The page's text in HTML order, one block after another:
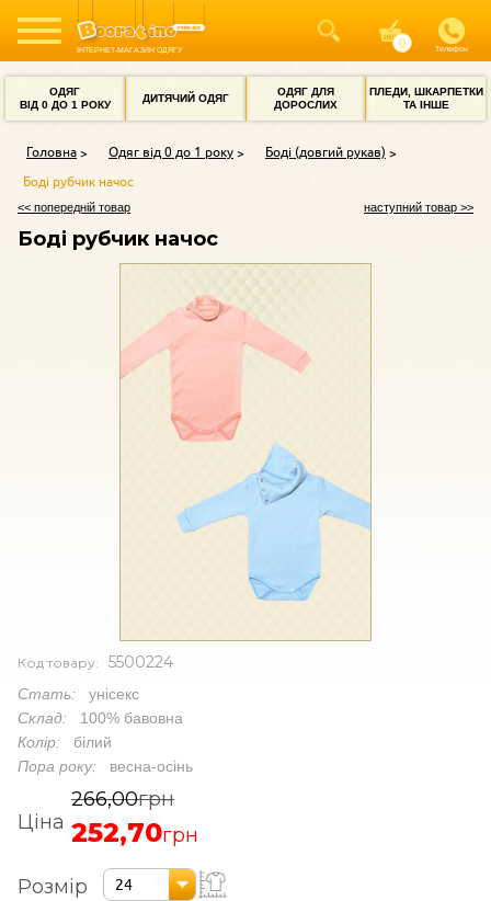
ІНТЕРНЕТ-МАГАЗИН ОДЯГУ Телефон
ОДЯГ
ВІД 0 ДО 1 РОКУ
ДИТЯЧИЙ ОДЯГ
ОДЯГ ДЛЯ
ДОРОСЛИХ
ПЛЕДИ, ШКАРПЕТКИ
ТА ІНШЕ
Головна Одяг від 0 до 1 року
Боді (довгий рукав)
Боді рубчик начос
<< попередній товар наступний товар >>
Боді рубчик начос
Код товару: 5500224
Стать: унісекс
Склад: 100% бавовна
Колір: білий
Пора року: весна-осінь
Ціна
266,00грн
252,70грн
Розмір 24